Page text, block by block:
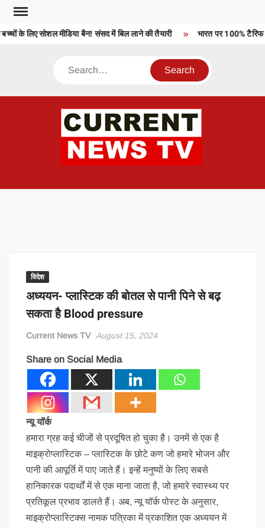
Skip
content
के लिए सोशल मीडिया बैन! संसद में बिल लाने की तैयारी भारत पर 100% टैरिफ
Search
विदेश
अध्ययन- प्लास्टिक की बोतल से पानी पिने से बढ़
सकता है Blood pressure
Current News TV August 15, 2024
Share on Social Media
न्यू यॉर्क
हमारा ग्रह कई चीजों से प्रदूषित हो चुका है। उनमें से एक है
माइक्रोप्लास्टिक – प्लास्टिक के छोटे कण जो हमारे भोजन और
पानी की आपूर्ति में पाए जाते हैं। इन्हें मनुष्यों के लिए सबसे
हानिकारक पदार्थों में से एक माना जाता है, जो हमारे स्वास्थ्य पर
प्रतिकूल प्रभाव डालते हैं। अब, न्यू यॉर्क पोस्ट के अनुसार,
माइक्रोप्लास्टिक्स नामक पत्रिका में प्रकाशित एक अध्ययन में